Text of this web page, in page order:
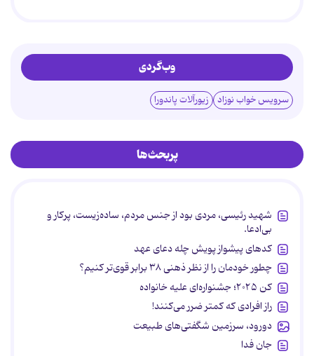
وب‌گردی
سرویس خواب نوزاد زیورآلات پاندورا
پربحث‌ها
شهید رئیسی، مردی بود از جنس مردم، ساده‌زیست، پرکار و
بی‌ادعا.
کدهای پیشواز پویش چله دعای عهد
چطور خودمان را از نظر ذهنی ۳۸ برابر قوی‌تر کنیم؟
کن ۲۰۲۵؛ جشنواره‌ای علیه خانواده
راز افرادی که کمتر ضرر می‌کنند!
دورود، سرزمین شگفتی‌های طبیعت
جان فدا